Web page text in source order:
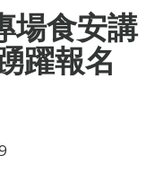
場食安講
躍報名